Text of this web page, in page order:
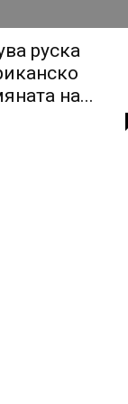
руска
на...